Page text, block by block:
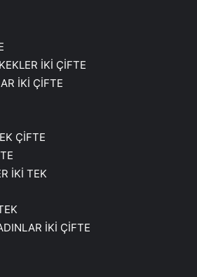
İKİ ÇİFTE
İKİ ÇİFTE
ÇİFTE
İKİ TEK
İKİ ÇİFTE